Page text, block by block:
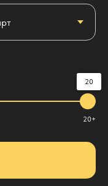
20
20+